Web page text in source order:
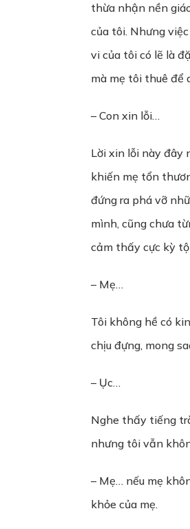
thừa nhận nền
của tôi. Nhưng
vi của tôi có lẽ là
mà mẹ tôi thuê để
– Con xin lỗi…
Lời xin lỗi này đây
khiến mẹ tổn
đứng ra phá vỡ
mình, cũng chưa
cảm thấy cực kỳ
– Mẹ…
Tôi không hề có
chịu đựng, mong
– Ục…
Nghe thấy tiếng
nhưng tôi vẫn
– Mẹ… nếu mẹ
khỏe của mẹ.